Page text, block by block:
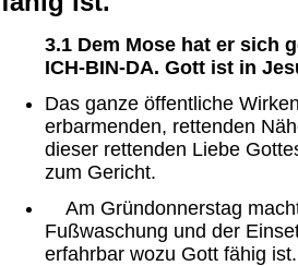
3.1 Dem Mose hat er sich
ICH-BIN-DA. Gott ist in
Das ganze öffentliche
erbarmenden, rettenden
dieser rettenden Liebe
zum Gericht.
Am Gründonnerstag
Fußwaschung und der
erfahrbar wozu Gott fähig ist.